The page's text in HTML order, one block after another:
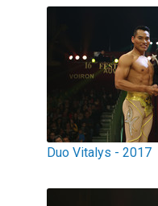
Duo Vitalys - 2017